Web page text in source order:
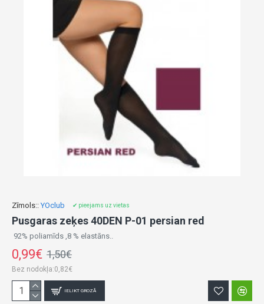
Zīmols:: YOclub ✔ pieejams uz vietas
Pusgaras zeķes 40DEN P-01 persian red
92% poliamīds ,8 % elastāns..
0,99€ 1,50€
Bez nodokļa:0,82€
IELIKT GROZĀ